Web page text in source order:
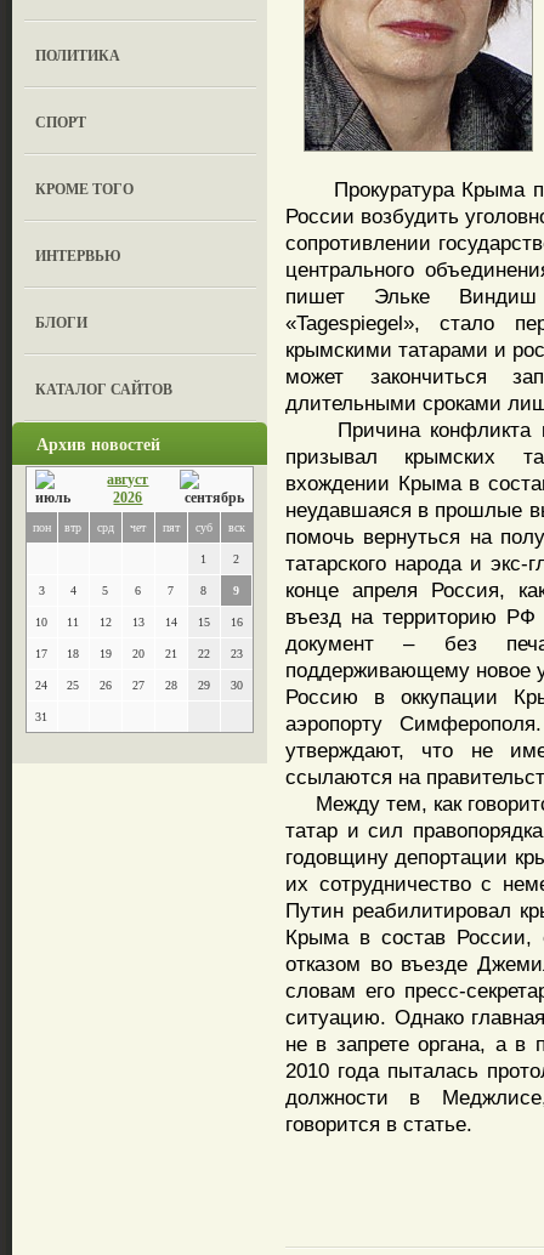
ПОЛИТИКА
СПОРТ
КРОМЕ ТОГО
ИНТЕРВЬЮ
БЛОГИ
КАТАЛОГ САЙТОВ
Архив новостей
август
2026
пон втр срд чет пят суб вск
1 2
3 4 5 6 7 8 9
10 11 12 13 14 15 16
17 18 19 20 21 22 23
24 25 26 27 28 29 30
31
Прокуратура Крыма
России возбудить
сопротивлении
центрального
пишет Эльке
«Tagespiegel», стало
крымскими татарами и
может закончиться
длительными сроками
Причина конфликта
призывал крымских
вхождении Крыма в
неудавшаяся в прошлые
помочь вернуться на
татарского народа и
конце апреля Россия,
въезд на территорию РФ
документ – без
поддерживающему новое
Россию в оккупации
аэропорту
утверждают, что не
ссылаются на
Между тем, как
татар и сил
годовщину депортации
их сотрудничество с
Путин реабилитировал
Крыма в состав России,
отказом во въезде
словам его пресс-
ситуацию. Однако
не в запрете органа, а в
2010 года пыталась
должности в
говорится в статье.